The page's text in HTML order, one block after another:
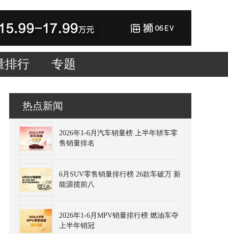
排行 专题
热点新闻
2026年1-6月汽车销量榜 上半年轿车零
售销量排名
6月SUV零售销量排行榜 26款车破万 新
能源揽前八
2026年1-6月MPV销量排行榜 燃油车夺
上半年销冠